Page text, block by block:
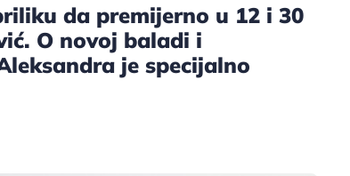
da premijerno u 12 i 30
O novoj baladi i
je specijalno